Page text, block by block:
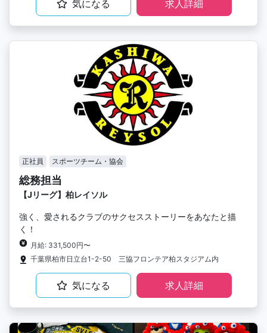
気になる 求人詳細
正社員 スポーツチーム・協会
総務担当
【Jリーグ】柏レイソル
強く、愛されるクラブのサクセスストーリーをあなたと描
く！
月給: 331,500円〜
千葉県柏市日立台1-2-50 三協フロンテア柏スタジアム内
気になる 求人詳細